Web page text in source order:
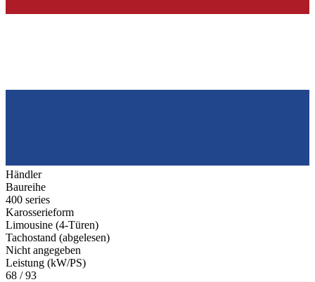
Händler
Baureihe
400 series
Karosserieform
Limousine (4-Türen)
Tachostand (abgelesen)
Nicht angegeben
Leistung (kW/PS)
68 / 93